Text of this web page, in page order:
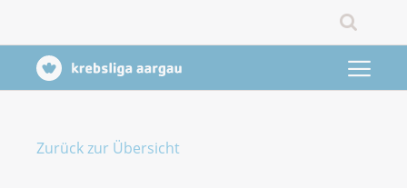
Zurück zur Übersicht